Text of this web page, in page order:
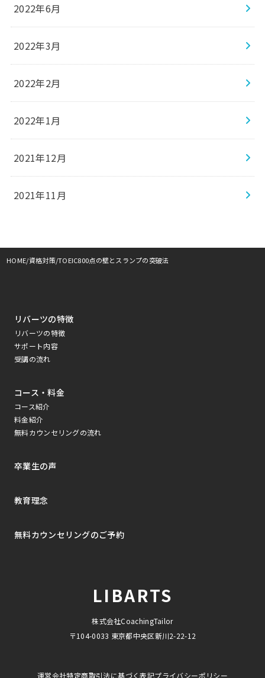
2022年6月
2022年3月
2022年2月
2022年1月
2021年12月
2021年11月
HOME 資格対策 TOEIC800点の壁とスランプの突破法
リバーツの特徴
リバーツの特徴
サポート内容
受講の流れ
コース・料金
コース紹介
料金紹介
無料カウンセリングの流れ
卒業生の声
教育理念
無料カウンセリングのご予約
LIBARTS
株式会社CoachingTailor
〒104-0033 東京都中央区新川2-22-12
運営会社特定商取引法に基づく表記プライバシーポリシー